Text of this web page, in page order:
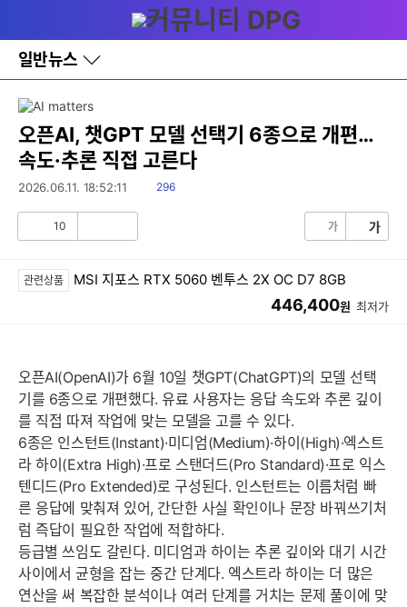
와
홈
일반뉴스
바
로
기
레
이
어
창
토
오픈AI, 챗GPT 모델 선택기 6종으로 개편…
속도·추론 직접 고른다
2026.06.11. 18:52:11
읽
296
10 가 가
관련상품 MSI 지포스 RTX 5060 벤투스 2X OC D7 8GB
446,400원 최저가
오픈AI(OpenAI)가 6월 10일 챗GPT(ChatGPT)의 모델 선택
기를 6종으로 개편했다. 유료 사용자는 응답 속도와 추론 깊이
를 직접 따져 작업에 맞는 모델을 고를 수 있다.
6종은 인스턴트(Instant)·미디엄(Medium)·하이(High)·엑스트
라 하이(Extra High)·프로 스탠더드(Pro Standard)·프로 익스
텐디드(Pro Extended)로 구성된다. 인스턴트는 이름처럼 빠
른 응답에 맞춰져 있어, 간단한 사실 확인이나 문장 바꿔쓰기처
럼 즉답이 필요한 작업에 적합하다.
등급별 쓰임도 갈린다. 미디엄과 하이는 추론 깊이와 대기 시간
사이에서 균형을 잡는 중간 단계다. 엑스트라 하이는 더 많은
연산을 써 복잡한 분석이나 여러 단계를 거치는 문제 풀이에 맞